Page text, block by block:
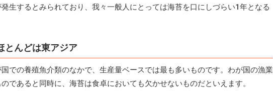
生するとみられており、我々一般人にとっては海苔を口にしづらい1年となる
とんどは東アジア
での養殖魚介類のなかで、生産量ベースでは最も多いものです。わが国の漁業
であると同時に、海苔は食卓においても欠かせないものだといえます。